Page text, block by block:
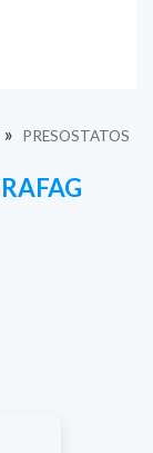
»
PRESOSTATOS